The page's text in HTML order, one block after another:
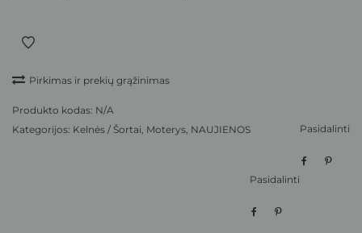
Pirkimas ir prekių grąžinimas
Produkto kodas: N/A
Kategorijos: Kelnės / Šortai Moterys NAUJIENOS Pasidalinti
Pasidalinti